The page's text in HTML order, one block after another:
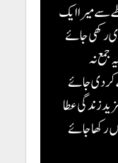
سے میرا ایک
رکھی جائے
جمع نہ
کر دی جائے
زندگی عطا
رکھا جائے